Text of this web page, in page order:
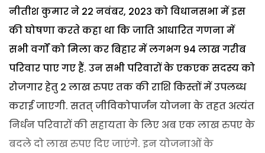
नीतीश कुमार ने 22 नवंबर, 2023 को विधानसभा में इस
की घोषणा करते कहा था कि जाति आधारित गणना में
सभी वर्गों को मिला कर बिहार में लगभग 94 लाख गरीब
परिवार पाए गए हैं. उन सभी परिवारों के एकएक सदस्य को
रोजगार हेतु 2 लाख रुपए तक की राशि किस्तों में उपलब्ध
कराई जाएगी. सतत् जीविकोपार्जन योजना के तहत अत्यंत
निर्धन परिवारों की सहायता के लिए अब एक लाख रुपए के
बदले दो लाख रुपए दिए जाएंगे. इन योजनाओं के